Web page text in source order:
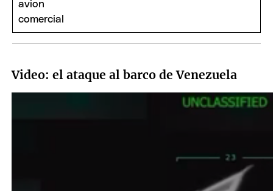
Video: el ataque al barco de Venezuela